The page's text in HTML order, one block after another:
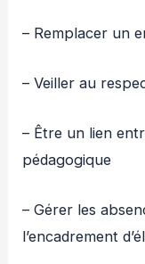
– Remplacer un
– Veiller au
– Être un lien
pédagogique
– Gérer les
l’encadrement